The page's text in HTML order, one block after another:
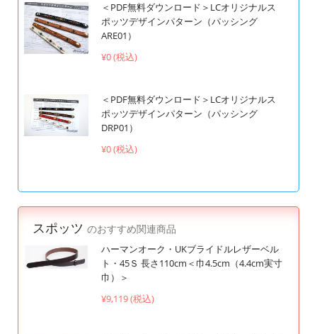
＜PDF無料ダウンロード＞LCオリジナルス
ポッツデザインパターン（パッシング
ARE01）
¥0 (税込)
＜PDF無料ダウンロード＞LCオリジナルス
ポッツデザインパターン（パッシング
DRP01）
¥0 (税込)
スポッツ のおすすめ関連商品
ハーマンオーク・UKブライドルレザーベル
ト・45Ｓ 長さ110cm＜巾4.5cm（4.4cm実寸
巾）＞
¥9,119 (税込)